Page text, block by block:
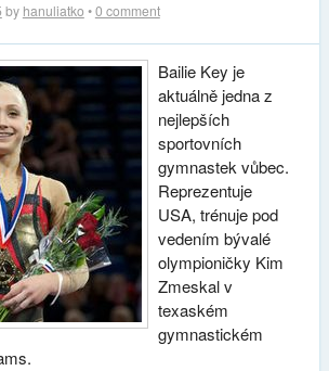
by hanuliatko •0 comment
Bailie Key je
aktuálně jedna z
nejlepších
sportovních
gymnastek vůbec.
Reprezentuje
USA, trénuje pod
vedením bývalé
olympioničky Kim
Zmeskal v
texaském
gymnastickém